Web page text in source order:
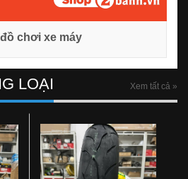
chơi xe máy
LOẠI Xem tất cả »